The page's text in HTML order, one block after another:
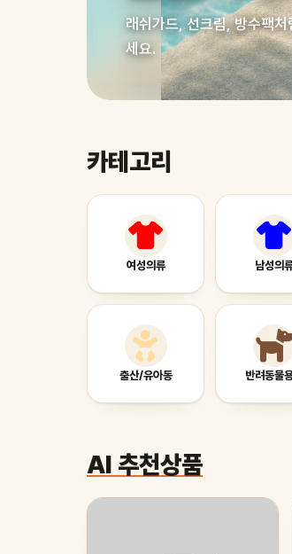
래쉬가드, 선크림, 방수팩
세요.
카테고리
여성의류 남성의
출산/유아동 반려동물
AI 추천상품